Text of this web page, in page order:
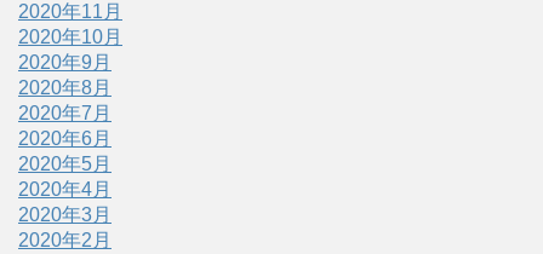
2020年11月
2020年10月
2020年9月
2020年8月
2020年7月
2020年6月
2020年5月
2020年4月
2020年3月
2020年2月